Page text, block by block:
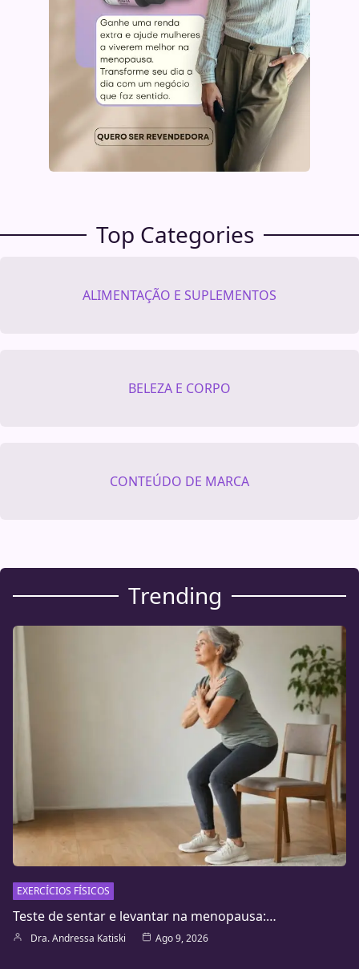
Top Categories
ALIMENTAÇÃO E SUPLEMENTOS
BELEZA E CORPO
CONTEÚDO DE MARCA
Trending
EXERCÍCIOS FÍSICOS
Teste de sentar e levantar na menopausa:…
Dra. Andressa Katiski Ago 9, 2026